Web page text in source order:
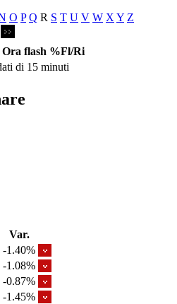
O P Q R S T U V W X Y Z
Ora flash %Fl/Ri
di 15 minuti
Var.
-1.40%
-1.08%
-0.87%
-1.45%